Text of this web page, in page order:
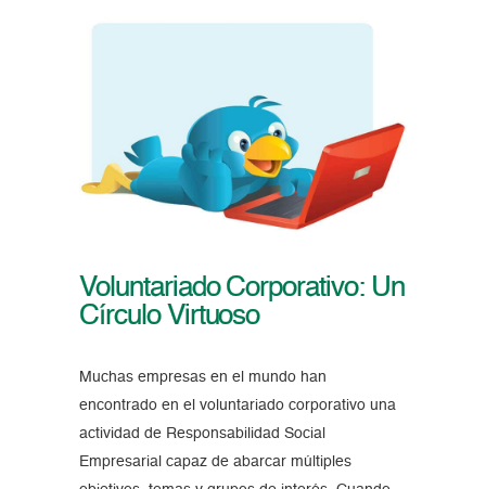
Voluntariado Corporativo: Un
Círculo Virtuoso
Muchas empresas en el mundo han
encontrado en el voluntariado corporativo una
actividad de Responsabilidad Social
Empresarial capaz de abarcar múltiples